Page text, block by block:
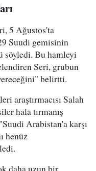
5 Ağustos'ta
Suudi gemisinin
söyledi. Bu hamleyi
Seri, grubun
belirtti.
araştırmacısı Salah
hala tırmanış
Arabistan'a karşı
henüz